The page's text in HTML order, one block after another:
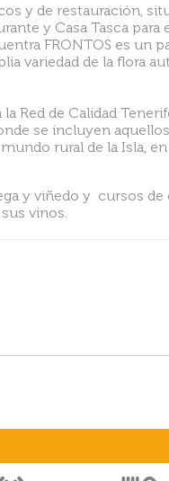
y de restauración,
y Casa Tasca para
FRONTOS es un
variedad de la flora
Red de Calidad
se incluyen
rural de la Isla,
y viñedo y cursos de
vinos.